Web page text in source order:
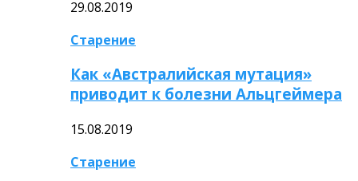
29.08.2019
Старение
Как «Австралийская мутация»
приводит к болезни Альцгеймера
15.08.2019
Старение